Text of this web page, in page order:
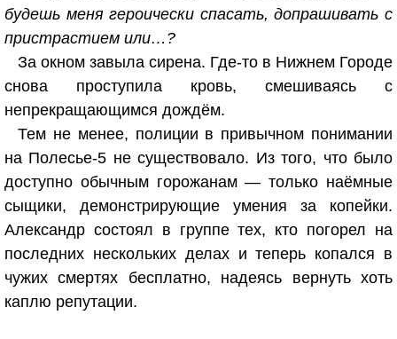
будешь меня героически спасать, допрашивать с
пристрастием или…?
За окном завыла сирена. Где-то в Нижнем Городе
снова проступила кровь, смешиваясь с
непрекращающимся дождём.
Тем не менее, полиции в привычном понимании
на Полесье-5 не существовало. Из того, что было
доступно обычным горожанам — только наёмные
сыщики, демонстрирующие умения за копейки.
Александр состоял в группе тех, кто погорел на
последних нескольких делах и теперь копался в
чужих смертях бесплатно, надеясь вернуть хоть
каплю репутации.